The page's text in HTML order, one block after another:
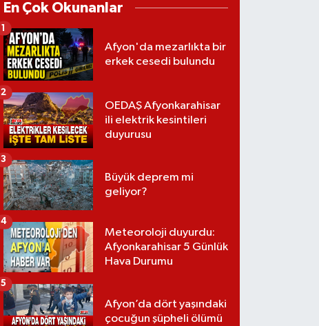
En Çok Okunanlar
Afyon'da mezarlıkta bir
erkek cesedi bulundu
1
OEDAŞ Afyonkarahisar
ili elektrik kesintileri
duyurusu
2
Büyük deprem mi
geliyor?
3
Meteoroloji duyurdu:
Afyonkarahisar 5 Günlük
Hava Durumu
4
Afyon’da dört yaşındaki
çocuğun şüpheli ölümü
5